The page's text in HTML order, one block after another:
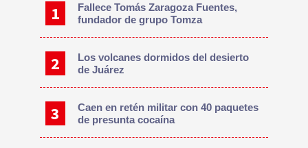
Fallece Tomás Zaragoza Fuentes,
fundador de grupo Tomza
Los volcanes dormidos del desierto
de Juárez
Caen en retén militar con 40 paquetes
de presunta cocaína